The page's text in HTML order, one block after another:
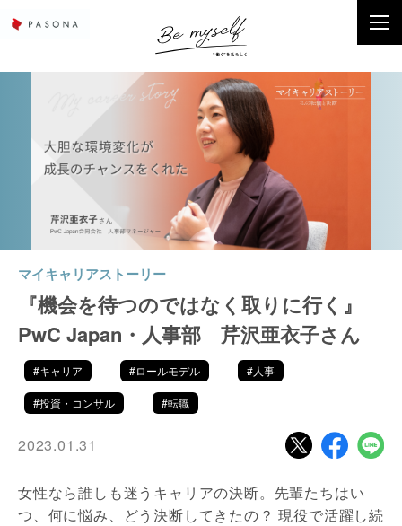
マイキャリアストーリー
『機会を待つのではなく取りに行く』
PwC Japan・人事部 芹沢亜衣子さん
#キャリア #ロールモデル #人事
#投資・コンサル #転職
2023.01.31
女性なら誰しも迷うキャリアの決断。先輩たちはい
つ、何に悩み、どう決断してきたの？ 現役で活躍し続